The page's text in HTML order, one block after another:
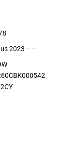
2023 – –